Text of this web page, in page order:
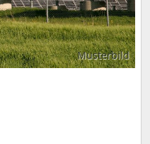
Musterbild